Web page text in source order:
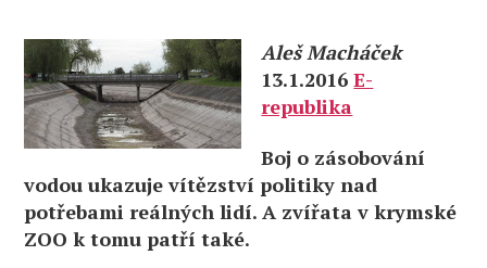
Aleš Macháček
13.1.2016E-
republika
Boj o zásobování
vodou ukazuje vítězství politiky nad
potřebami reálných lidí. A zvířata v krymské
ZOO k tomu patří také.